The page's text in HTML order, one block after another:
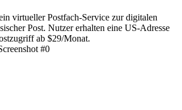
virtueller Postfach-Service zur digitalen
Post. Nutzer erhalten eine US-Adresse
ab $29/Monat.